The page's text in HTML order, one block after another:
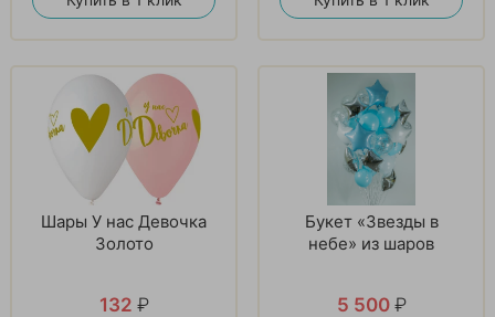
Шары У нас Девочка
Золото
132 ₽
Букет «Звезды в
небе» из шаров
5 500 ₽